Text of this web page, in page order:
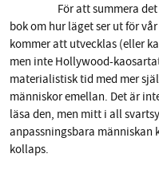
För att summera
bok om hur läget ser ut för
kommer att utvecklas (eller
men inte Hollywood-
materialistisk tid med mer
människor emellan. Det är
läsa den, men mitt i all
anpassningsbara människan
kollaps.